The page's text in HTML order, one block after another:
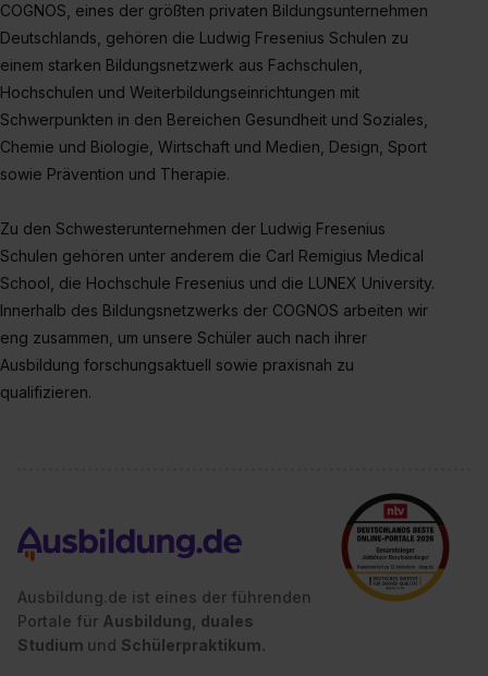
COGNOS, eines der größten privaten Bildungsunternehmen
Deutschlands, gehören die Ludwig Fresenius Schulen zu
einem starken Bildungsnetzwerk aus Fachschulen,
Hochschulen und Weiterbildungseinrichtungen mit
Schwerpunkten in den Bereichen Gesundheit und Soziales,
Chemie und Biologie, Wirtschaft und Medien, Design, Sport
sowie Prävention und Therapie.
Zu den Schwesterunternehmen der Ludwig Fresenius
Schulen gehören unter anderem die Carl Remigius Medical
School, die Hochschule Fresenius und die LUNEX University.
Innerhalb des Bildungsnetzwerks der COGNOS arbeiten wir
eng zusammen, um unsere Schüler auch nach ihrer
Ausbildung forschungsaktuell sowie praxisnah zu
qualifizieren.
Ausbildung.de ist eines der führenden
Portale für Ausbildung, duales
Studium und Schülerpraktikum.